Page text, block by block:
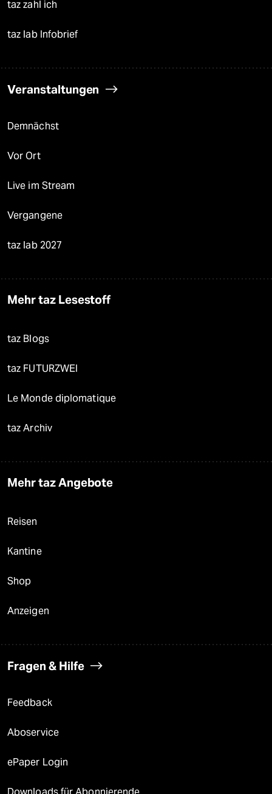
taz zahl ich
taz lab Infobrief
Veranstaltungen
Demnächst
Vor Ort
Live im Stream
Vergangene
taz lab 2027
Mehr taz Lesestoff
taz Blogs
taz FUTURZWEI
Le Monde diplomatique
taz Archiv
Mehr taz Angebote
Reisen
Kantine
Shop
Anzeigen
Fragen & Hilfe
Feedback
Aboservice
ePaper Login